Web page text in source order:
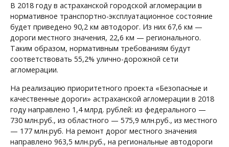
В 2018 году в астраханской городской агломерации в
нормативное транспортно-эксплуатационное состояние
будет приведено 90,2 км автодорог. Из них 67,6 км —
дороги местного значения, 22,6 км — регионального.
Таким образом, нормативным требованиям будут
соответствовать 55,2% улично-дорожной сети
агломерации.
На реализацию приоритетного проекта «Безопасные и
качественные дороги» астраханской агломерации в 2018
году направлено 1,4 млрд. рублей: из федерального —
730 млн.руб., из областного — 575,9 млн.руб., из местного
— 177 млн.руб. На ремонт дорог местного значения
направлено 963,5 млн.руб., на региональные автодороги